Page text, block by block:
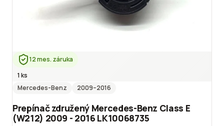
12 mes. záruka
1 ks
Mercedes-Benz
2009–2016
Prepínač združený Mercedes-Benz Class E
(W212) 2009 - 2016 LK10068735